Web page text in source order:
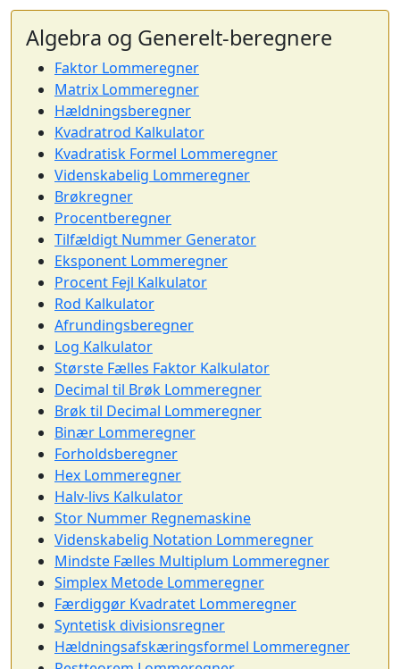
Algebra og Generelt-beregnere
Faktor Lommeregner
Matrix Lommeregner
Hældningsberegner
Kvadratrod Kalkulator
Kvadratisk Formel Lommeregner
Videnskabelig Lommeregner
Brøkregner
Procentberegner
Tilfældigt Nummer Generator
Eksponent Lommeregner
Procent Fejl Kalkulator
Rod Kalkulator
Afrundingsberegner
Log Kalkulator
Største Fælles Faktor Kalkulator
Decimal til Brøk Lommeregner
Brøk til Decimal Lommeregner
Binær Lommeregner
Forholdsberegner
Hex Lommeregner
Halv-livs Kalkulator
Stor Nummer Regnemaskine
Videnskabelig Notation Lommeregner
Mindste Fælles Multiplum Lommeregner
Simplex Metode Lommeregner
Færdiggør Kvadratet Lommeregner
Syntetisk divisionsregner
Hældningsafskæringsformel Lommeregner